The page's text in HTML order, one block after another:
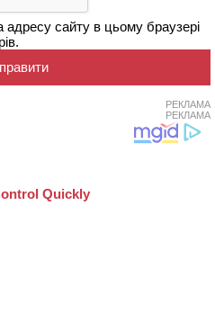
адресу сайту в цьому браузері
РЕКЛАМА
РЕКЛАМА